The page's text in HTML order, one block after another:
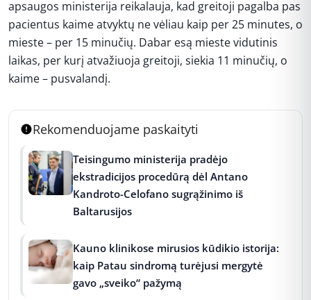
apsaugos ministerija reikalauja, kad greitoji pagalba pas
pacientus kaime atvyktų ne vėliau kaip per 25 minutes, o
mieste – per 15 minučių. Dabar esą mieste vidutinis
laikas, per kurį atvažiuoja greitoji, siekia 11 minučių, o
kaime – pusvalandį.
Rekomenduojame paskaityti
Teisingumo ministerija pradėjo
ekstradicijos procedūrą dėl Antano
Kandroto-Celofano sugrąžinimo iš
Baltarusijos
Kauno klinikose mirusios kūdikio istorija:
kaip Patau sindromą turėjusi mergytė
gavo „sveiko“ pažymą